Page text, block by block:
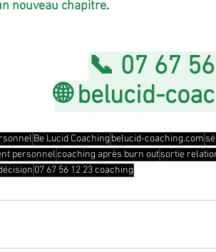
nouveau chapitre.
📞 07 67
🌐 belucid-
Be Lucid Coaching belucid-coaching.com
personnelcoaching après burn outsortie
07 67 56 12 23 coaching